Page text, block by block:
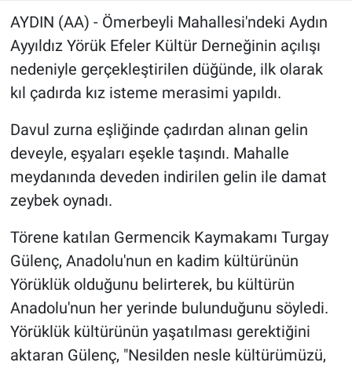
AYDIN (AA) - Ömerbeyli Mahallesi'ndeki Aydın
Ayyıldız Yörük Efeler Kültür Derneğinin açılışı
nedeniyle gerçekleştirilen düğünde, ilk olarak
kıl çadırda kız isteme merasimi yapıldı.
Davul zurna eşliğinde çadırdan alınan gelin
deveyle, eşyaları eşekle taşındı. Mahalle
meydanında deveden indirilen gelin ile damat
zeybek oynadı.
Törene katılan Germencik Kaymakamı Turgay
Gülenç, Anadolu'nun en kadim kültürünün
Yörüklük olduğunu belirterek, bu kültürün
Anadolu'nun her yerinde bulunduğunu söyledi.
Yörüklük kültürünün yaşatılması gerektiğini
aktaran Gülenç, "Nesilden nesle kültürümüzü,